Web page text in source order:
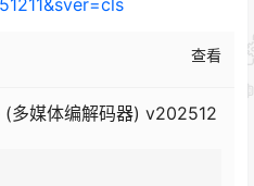
查看
媒体编解码器) v202512